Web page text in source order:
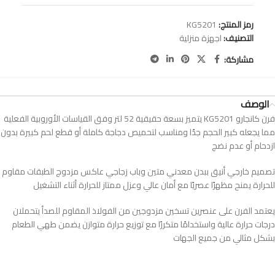
رمز المنتج: KG5201
التصنيف:اجهزة منزلية
مشاركة:
الوصف
فرن كانجارو KG5201 يتميز بسعة حقيقية 52 لتر وفق القياسات الأوروبية الفعلية
مما يجعله كبير الحجم جدًا ومناسب لتحميص دجاجة كاملة أو قطع لحم كبيرة بدون
ازدحام أو عدم نضج
تصميم خارجي أنيق ببدن معدني متين وباب زجاجي عاكس مزدوج الطبقات مقاوم
للحرارة يمنح مظهرًا عصريًا مع أمان عالي وعزل ممتاز للحرارة أثناء التشغيل
يعتمد الفرن على عنصرين تسخين مزدوجين من الفولاذ المقاوم للصدأ يتحملان
درجات حرارة عالية واستخدامًا متكررًا مع توزيع حرارة متوازن يضمن طهي الطعام
بشكل مثالي من جميع الجهات